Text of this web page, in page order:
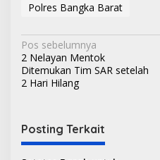
Polres Bangka Barat
N
a
v
g
a
Pos sebelumnya
2 Nelayan Mentok
Ditemukan Tim SAR setelah
2 Hari Hilang
Posting Terkait